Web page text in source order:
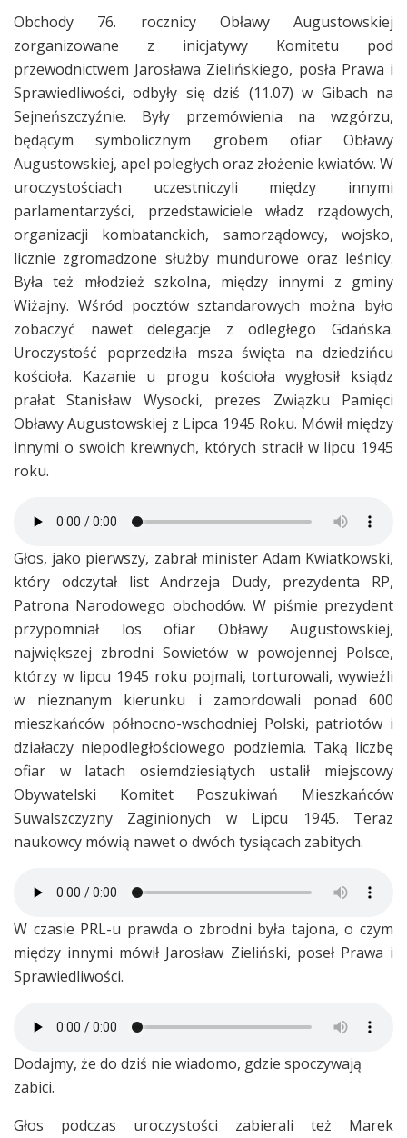
Obchody 76. rocznicy Obławy Augustowskiej
zorganizowane z inicjatywy Komitetu pod
przewodnictwem Jarosława Zielińskiego, posła Prawa i
Sprawiedliwości, odbyły się dziś (11.07) w Gibach na
Sejneńszczyźnie. Były przemówienia na wzgórzu,
będącym symbolicznym grobem ofiar Obławy
Augustowskiej, apel poległych oraz złożenie kwiatów. W
uroczystościach uczestniczyli między innymi
parlamentarzyści, przedstawiciele władz rządowych,
organizacji kombatanckich, samorządowcy, wojsko,
licznie zgromadzone służby mundurowe oraz leśnicy.
Była też młodzież szkolna, między innymi z gminy
Wiżajny. Wśród pocztów sztandarowych można było
zobaczyć nawet delegacje z odległego Gdańska.
Uroczystość poprzedziła msza święta na dziedzińcu
kościoła. Kazanie u progu kościoła wygłosił ksiądz
prałat Stanisław Wysocki, prezes Związku Pamięci
Obławy Augustowskiej z Lipca 1945 Roku. Mówił między
innymi o swoich krewnych, których stracił w lipcu 1945
roku.
Głos, jako pierwszy, zabrał minister Adam Kwiatkowski,
który odczytał list Andrzeja Dudy, prezydenta RP,
Patrona Narodowego obchodów. W piśmie prezydent
przypomniał los ofiar Obławy Augustowskiej,
największej zbrodni Sowietów w powojennej Polsce,
którzy w lipcu 1945 roku pojmali, torturowali, wywieźli
w nieznanym kierunku i zamordowali ponad 600
mieszkańców północno-wschodniej Polski, patriotów i
działaczy niepodległościowego podziemia. Taką liczbę
ofiar w latach osiemdziesiątych ustalił miejscowy
Obywatelski Komitet Poszukiwań Mieszkańców
Suwalszczyzny Zaginionych w Lipcu 1945. Teraz
naukowcy mówią nawet o dwóch tysiącach zabitych.
W czasie PRL-u prawda o zbrodni była tajona, o czym
między innymi mówił Jarosław Zieliński, poseł Prawa i
Sprawiedliwości.
Dodajmy, że do dziś nie wiadomo, gdzie spoczywają
zabici.
Głos podczas uroczystości zabierali też Marek